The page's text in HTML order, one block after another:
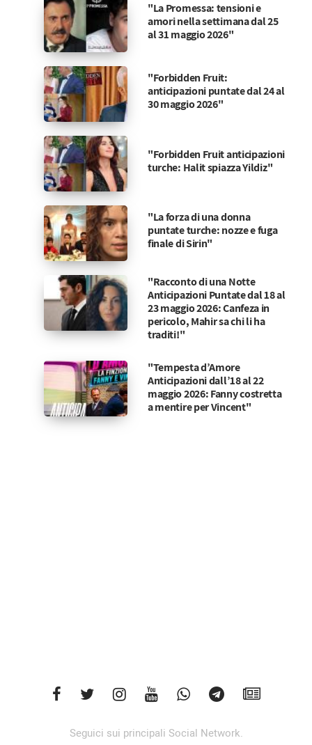
"La Promessa: tensioni e
amori nella settimana dal 25
al 31 maggio 2026"
"Forbidden Fruit:
anticipazioni puntate dal 24 al
30 maggio 2026"
"Forbidden Fruit anticipazioni
turche: Halit spiazza Yildiz"
"La forza di una donna
puntate turche: nozze e fuga
finale di Sirin"
"Racconto di una Notte
Anticipazioni Puntate dal 18 al
23 maggio 2026: Canfeza in
pericolo, Mahir sa chi li ha
traditi!"
"Tempesta d’Amore
Anticipazioni dall’18 al 22
maggio 2026: Fanny costretta
a mentire per Vincent"
Seguici sui principali Social Network.